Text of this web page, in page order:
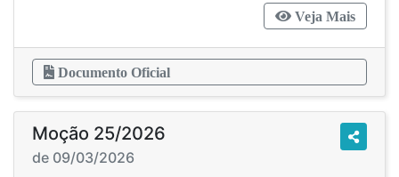
Veja Mais
Documento Oficial
Moção 25/2026
de 09/03/2026